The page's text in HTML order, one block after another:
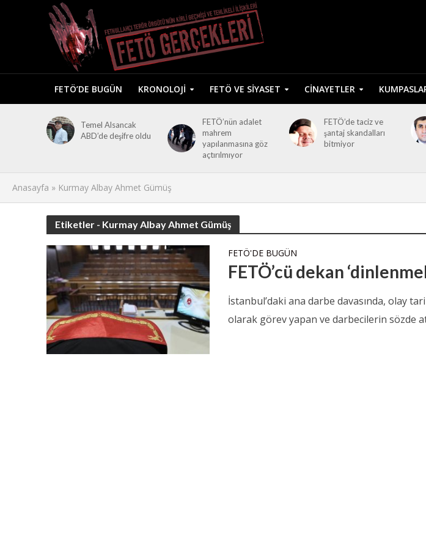
FETÖ’DE BUGÜN KRONOLOJI FETÖ VE SIYASET CINAYETLER
Temel Alsancak
ABD’de deşifre oldu
FETÖ’nün adalet
mahrem
yapılanmasına göz
açtırılmıyor
FETÖ’de taciz ve
şantaj skandalları
bitmiyor
Anasayfa » Kurmay Albay Ahmet Gümüş
Etiketler - Kurmay Albay Ahmet Gümüş
FETÖ'DE BUGÜN
FETÖ’cü dekan
İstanbul’daki ana darbe davasında, olay
olarak görev yapan ve darbecilerin sözde